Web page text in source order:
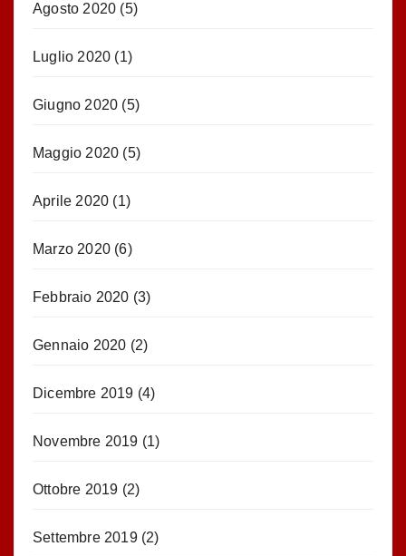
Agosto 2020 (5)
Luglio 2020 (1)
Giugno 2020 (5)
Maggio 2020 (5)
Aprile 2020 (1)
Marzo 2020 (6)
Febbraio 2020 (3)
Gennaio 2020 (2)
Dicembre 2019 (4)
Novembre 2019 (1)
Ottobre 2019 (2)
Settembre 2019(2)